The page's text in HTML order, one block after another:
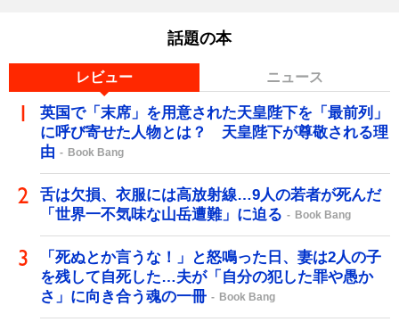
話題の本
レビュー ニュース
英国で「末席」を用意された天皇陛下を「最前列」
に呼び寄せた人物とは？ 天皇陛下が尊敬される理
由
Book Bang
舌は欠損、衣服には高放射線…9人の若者が死んだ
「世界一不気味な山岳遭難」に迫る
Book Bang
「死ぬとか言うな！」と怒鳴った日、妻は2人の子
を残して自死した…夫が「自分の犯した罪や愚か
さ」に向き合う魂の一冊
Book Bang